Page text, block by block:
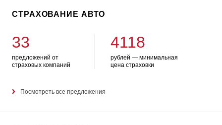
СТРАХОВАНИЕ АВТО
33
предложений от
страховых компаний
4118
рублей — минимальная
цена страховки
Посмотреть все предложения